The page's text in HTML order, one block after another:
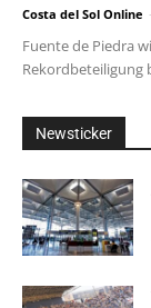
Costa del Sol Online -
Fuente de Piedra
Rekordbeteiligung
Newsticker